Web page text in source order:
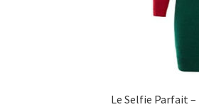
Le Selfie Parfait